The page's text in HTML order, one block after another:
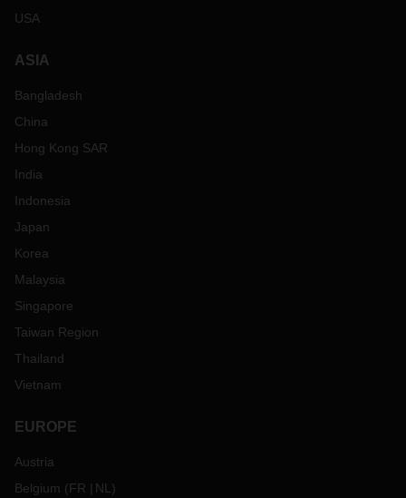
USA
ASIA
Bangladesh
China
Hong Kong SAR
India
Indonesia
Japan
Korea
Malaysia
Singapore
Taiwan Region
Thailand
Vietnam
EUROPE
Austria
Belgium (FR NL )